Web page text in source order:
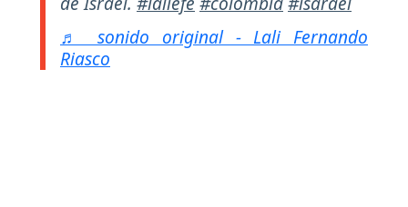
♬ sonido original - Lali Fernando
Riasco